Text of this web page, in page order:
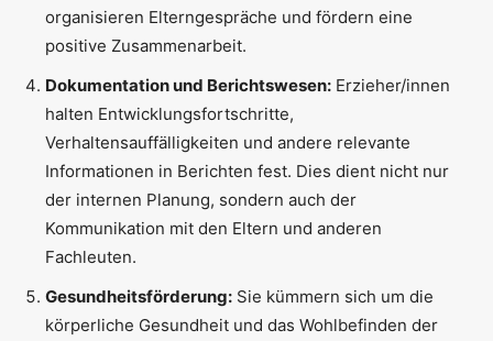
organisieren Elterngespräche und fördern eine
positive Zusammenarbeit.
Dokumentation und Berichtswesen: Erzieher/innen
halten Entwicklungsfortschritte,
Verhaltensauffälligkeiten und andere relevante
Informationen in Berichten fest. Dies dient nicht nur
der internen Planung, sondern auch der
Kommunikation mit den Eltern und anderen
Fachleuten.
Gesundheitsförderung: Sie kümmern sich um die
körperliche Gesundheit und das Wohlbefinden der